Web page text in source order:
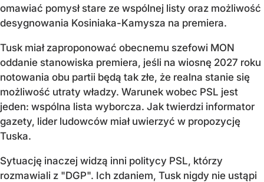
omawiać pomysł stare ze wspólnej listy oraz możliwość
desygnowania Kosiniaka-Kamysza na premiera.
Tusk miał zaproponować obecnemu szefowi MON
oddanie stanowiska premiera, jeśli na wiosnę 2027 roku
notowania obu partii będą tak złe, że realna stanie się
możliwość utraty władzy. Warunek wobec PSL jest
jeden: wspólna lista wyborcza. Jak twierdzi informator
gazety, lider ludowców miał uwierzyć w propozycję
Tuska.
Sytuację inaczej widzą inni politycy PSL, którzy
rozmawiali z "DGP". Ich zdaniem, Tusk nigdy nie ustąpi